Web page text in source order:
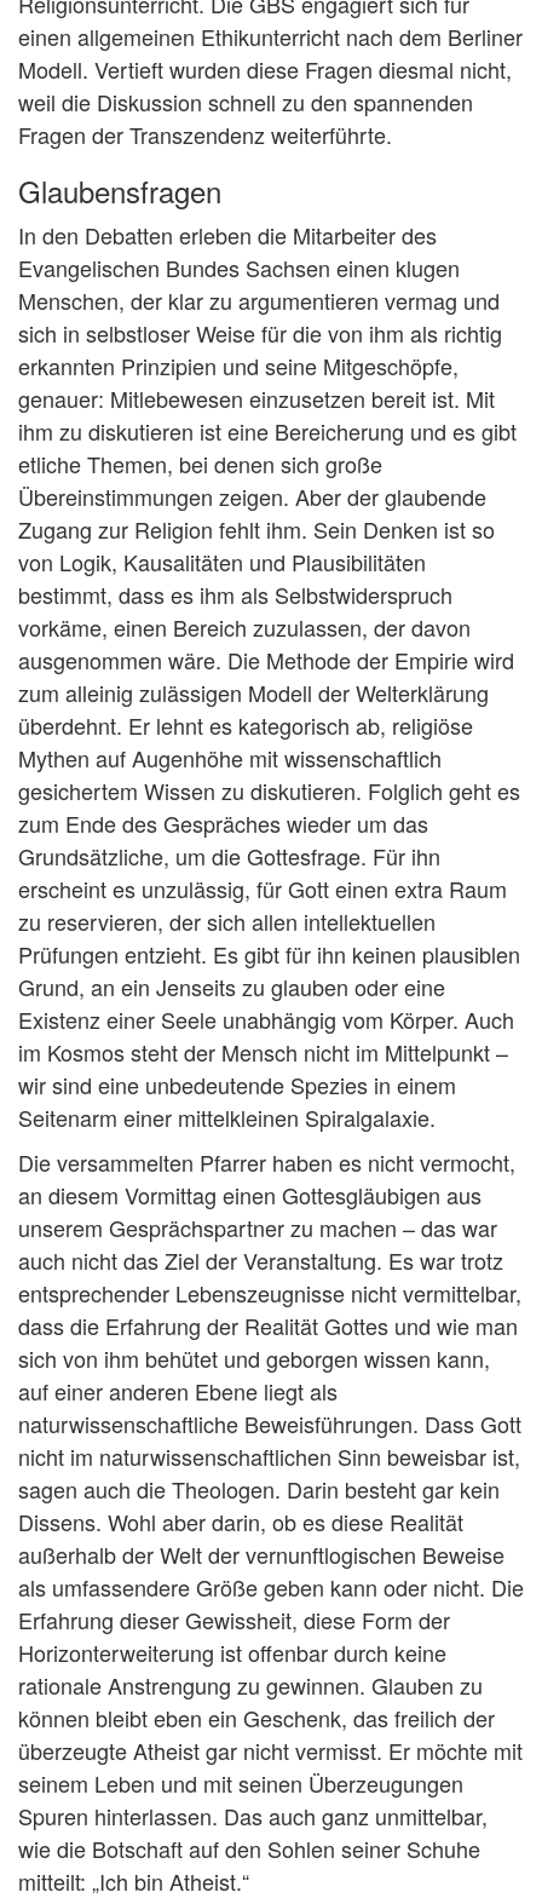
einen allgemeinen Ethikunterricht nach dem Berliner
Modell. Vertieft wurden diese Fragen diesmal nicht,
weil die Diskussion schnell zu den spannenden
Fragen der Transzendenz weiterführte.
Glaubensfragen
In den Debatten erleben die Mitarbeiter des
Evangelischen Bundes Sachsen einen klugen
Menschen, der klar zu argumentieren vermag und
sich in selbstloser Weise für die von ihm als richtig
erkannten Prinzipien und seine Mitgeschöpfe,
genauer: Mitlebewesen einzusetzen bereit ist. Mit
ihm zu diskutieren ist eine Bereicherung und es gibt
etliche Themen, bei denen sich große
Übereinstimmungen zeigen. Aber der glaubende
Zugang zur Religion fehlt ihm. Sein Denken ist so
von Logik, Kausalitäten und Plausibilitäten
bestimmt, dass es ihm als Selbstwiderspruch
vorkäme, einen Bereich zuzulassen, der davon
ausgenommen wäre. Die Methode der Empirie wird
zum alleinig zulässigen Modell der Welterklärung
überdehnt. Er lehnt es kategorisch ab, religiöse
Mythen auf Augenhöhe mit wissenschaftlich
gesichertem Wissen zu diskutieren. Folglich geht es
zum Ende des Gespräches wieder um das
Grundsätzliche, um die Gottesfrage. Für ihn
erscheint es unzulässig, für Gott einen extra Raum
zu reservieren, der sich allen intellektuellen
Prüfungen entzieht. Es gibt für ihn keinen plausiblen
Grund, an ein Jenseits zu glauben oder eine
Existenz einer Seele unabhängig vom Körper. Auch
im Kosmos steht der Mensch nicht im Mittelpunkt –
wir sind eine unbedeutende Spezies in einem
Seitenarm einer mittelkleinen Spiralgalaxie.
Die versammelten Pfarrer haben es nicht vermocht,
an diesem Vormittag einen Gottesgläubigen aus
unserem Gesprächspartner zu machen – das war
auch nicht das Ziel der Veranstaltung. Es war trotz
entsprechender Lebenszeugnisse nicht vermittelbar,
dass die Erfahrung der Realität Gottes und wie man
sich von ihm behütet und geborgen wissen kann,
auf einer anderen Ebene liegt als
naturwissenschaftliche Beweisführungen. Dass Gott
nicht im naturwissenschaftlichen Sinn beweisbar ist,
sagen auch die Theologen. Darin besteht gar kein
Dissens. Wohl aber darin, ob es diese Realität
außerhalb der Welt der vernunftlogischen Beweise
als umfassendere Größe geben kann oder nicht. Die
Erfahrung dieser Gewissheit, diese Form der
Horizonterweiterung ist offenbar durch keine
rationale Anstrengung zu gewinnen. Glauben zu
können bleibt eben ein Geschenk, das freilich der
überzeugte Atheist gar nicht vermisst. Er möchte mit
seinem Leben und mit seinen Überzeugungen
Spuren hinterlassen. Das auch ganz unmittelbar,
wie die Botschaft auf den Sohlen seiner Schuhe
mitteilt: „Ich bin Atheist.“